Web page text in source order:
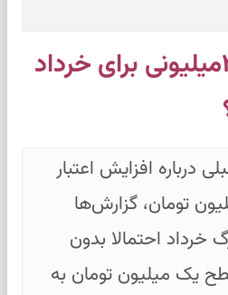
فوری/ کالابرگ ۳میلیونی برای خرداد
درباره افزایش اعتبار
تا ۲ یا ۳ میلیون تومان، گزارش‌ها
خرداد احتمالا بدون
یک میلیون تومان به